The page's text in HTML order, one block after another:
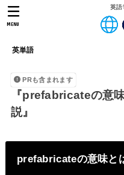
英語
英単語
MENU
PRも含まれます
『prefabricateの意
説』
prefabricateの意味と